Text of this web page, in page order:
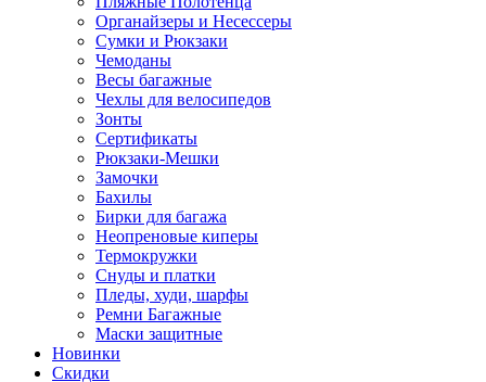
Органайзеры и Несессеры
Сумки и Рюкзаки
Чемоданы
Весы багажные
Чехлы для велосипедов
Зонты
Сертификаты
Рюкзаки-Мешки
Замочки
Бахилы
Бирки для багажа
Неопреновые киперы
Термокружки
Снуды и платки
Пледы, худи, шарфы
Ремни Багажные
Маски защитные
Новинки
Скидки